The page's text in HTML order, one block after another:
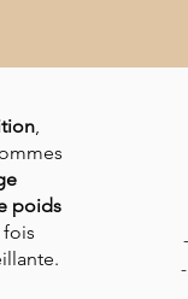
,
poids
fois
-
-